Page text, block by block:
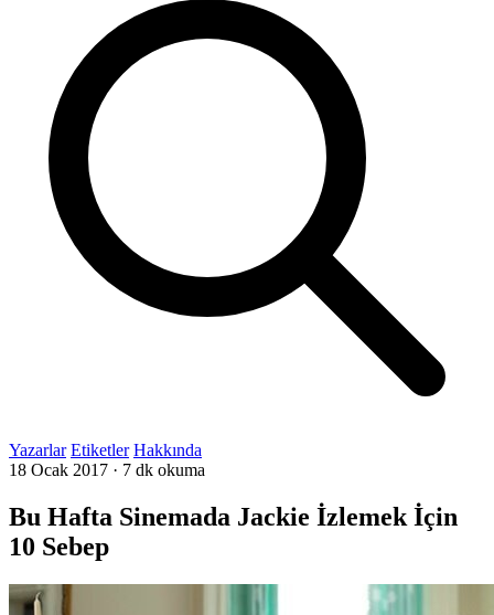
Yazarlar Etiketler Hakkında
18 Ocak 2017 · 7 dk okuma
Bu Hafta Sinemada Jackie İzlemek İçin
10 Sebep